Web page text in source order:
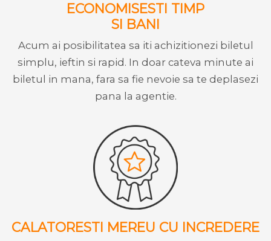
ECONOMISESTI TIMP
SI BANI
Acum ai posibilitatea sa iti achizitionezi biletul
simplu, ieftin si rapid. In doar cateva minute ai
biletul in mana, fara sa fie nevoie sa te deplasezi
pana la agentie.
CALATORESTI MEREU CU INCREDERE